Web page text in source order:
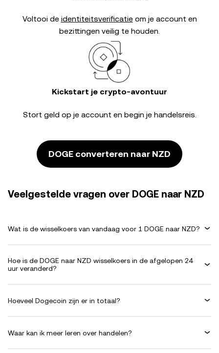
Voltooi de identiteitsverificatieom je account en
bezittingen veilig te houden.
Kickstart je crypto-avontuur
Stort geld op je account en begin je handelsreis.
DOGE converteren naar NZD
Veelgestelde vragen over DOGE naar NZD
Wat is de wisselkoers van vandaag voor 1 DOGE naar NZD?
Hoe is de DOGE naar NZD wisselkoers in de afgelopen 24
uur veranderd?
Hoeveel Dogecoin zijn er in totaal?
Waar kan ik meer leren over handelen?